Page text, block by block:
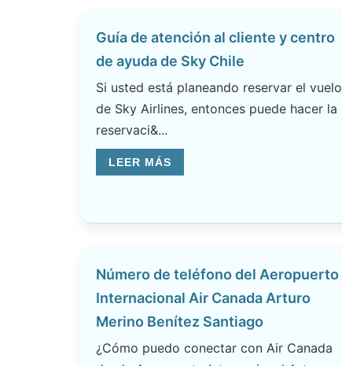
Guía de atención al cliente y centro
de ayuda de Sky Chile
Si usted está planeando reservar el vuelo
de Sky Airlines, entonces puede hacer la
reservaci&...
LEER MÁS
Número de teléfono del Aeropuerto
Internacional Air Canada Arturo
Merino Benítez Santiago
¿Cómo puedo conectar con Air Canada